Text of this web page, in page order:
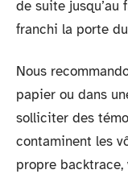
de suite jusqu’au
franchi la porte
Nous
papier ou dans
solliciter des
contaminent les
propre backtrace,